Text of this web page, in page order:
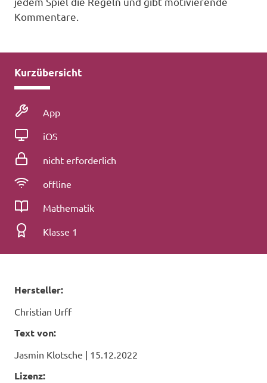
Kommentare.
Kurzübersicht
Medienart
App
Betriebssystem
iOS
Registrierung
nicht erforderlich
Konnektivität
offline
FachMathematik
Klassenstufe
Klasse 1
Hersteller:
Christian Urff
Text von:
Jasmin Klotsche | 15.12.2022
Lizenz: